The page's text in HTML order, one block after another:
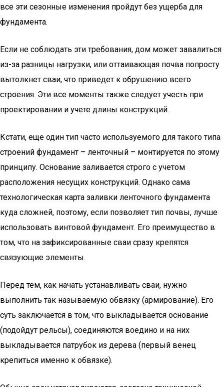
все эти сезонные изменения пройдут без ущерба для
фундамента.
Если не соблюдать эти требования, дом может завалиться
из-за разницы нагрузки, или оттаивающая почва попросту
вытолкнет сваи, что приведет к обрушению всего
строения. Эти все моменты также следует учесть при
проектировании и учете длины конструкций.
Кстати, еще один тип часто используемого для такого типа
строений фундамент – ленточный – монтируется по этому
принципу. Основание заливается строго с учетом
расположения несущих конструкций. Однако сама
технологическая карта заливки ленточного фундамента
куда сложней, поэтому, если позволяет тип почвы, лучше
использовать винтовой фундамент. Его преимущество в
том, что на зафиксированные сваи сразу крепятся
связующие элементы.
Перед тем, как начать устанавливать сваи, нужно
выполнить так называемую обвязку (армирование). Его
суть заключается в том, что выкладывается основание
(подойдут рельсы), соединяются воедино и на них
выкладывается патрубок из дерева (первый венец
крепиться именно к обвязке).